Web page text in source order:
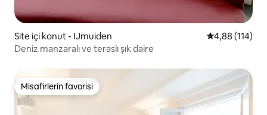
Site içi konut - IJmuiden 5 üzerinden
4,88 (114)
Deniz manzaralı ve teraslı şık daire
Misafirlerin favorisi
Misafirlerin favorisi